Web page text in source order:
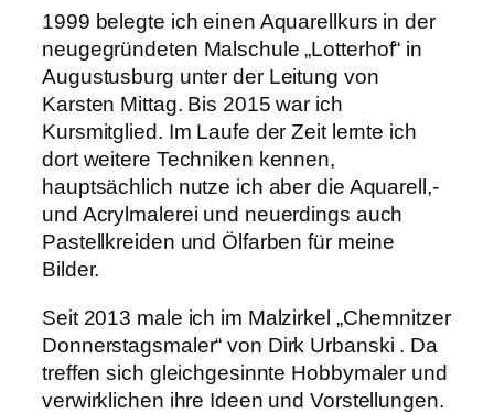
1999 belegte ich einen Aquarellkurs in der
neugegründeten Malschule „Lotterhof“ in
Augustusburg unter der Leitung von
Karsten Mittag. Bis 2015 war ich
Kursmitglied. Im Laufe der Zeit lernte ich
dort weitere Techniken kennen,
hauptsächlich nutze ich aber die Aquarell,-
und Acrylmalerei und neuerdings auch
Pastellkreiden und Ölfarben für meine
Bilder.
Seit 2013 male ich im Malzirkel „Chemnitzer
Donnerstagsmaler“ von Dirk Urbanski . Da
treffen sich gleichgesinnte Hobbymaler und
verwirklichen ihre Ideen und Vorstellungen.